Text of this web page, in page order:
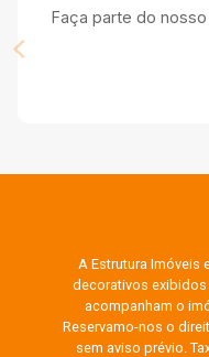
Faça parte do
A Estrutura Imóveis
decorativos exibidos
acompanham o
Reservamo-nos o
sem aviso prévio.